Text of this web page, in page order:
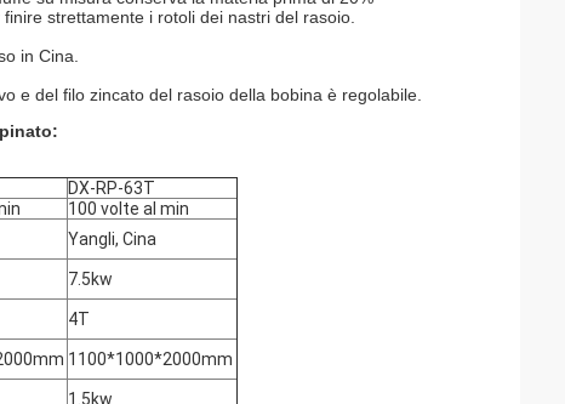
strettamente i rotoli dei nastri del rasoio.
in Cina.
e del filo zincato del rasoio della bobina è regolabile.
DX-RP-63T
100 volte al min
Yangli, Cina
7.5kw
4T
1100*1000*2000mm
1.5kw